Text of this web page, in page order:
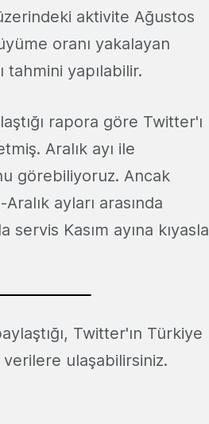
aktivite Ağustos
oranı yakalayan
tahmini yapılabilir.
rapora göre Twitter'ı
Aralık ayı ile
görebiliyoruz. Ancak
ayları arasında
servis Kasım ayına kıyasla
Twitter'ın Türkiye
ulaşabilirsiniz.